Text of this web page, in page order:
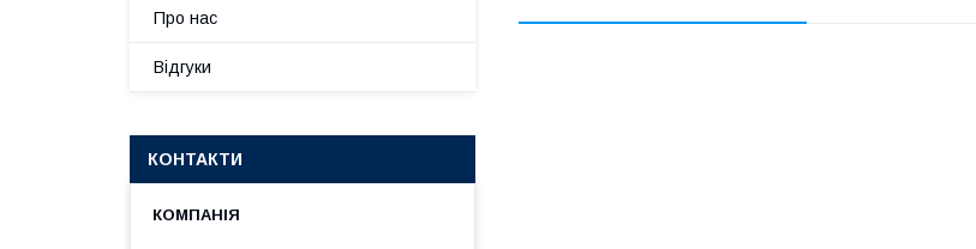
Про нас
Відгуки
КОНТАКТИ